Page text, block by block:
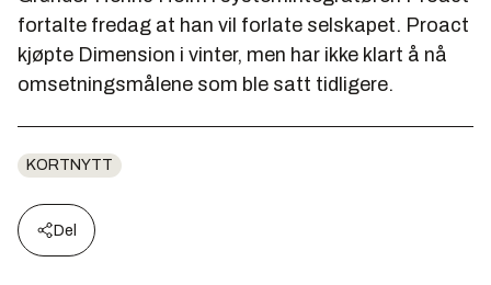
fortalte fredag at han vil forlate selskapet. Proact
kjøpte Dimension i vinter, men har ikke klart å nå
omsetningsmålene som ble satt tidligere.
KORTNYTT
Del